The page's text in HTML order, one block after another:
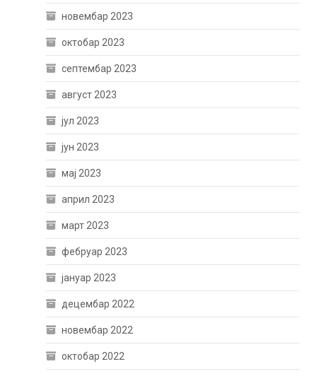
новембар 2023
октобар 2023
септембар 2023
август 2023
јул 2023
јун 2023
мај 2023
април 2023
март 2023
фебруар 2023
јануар 2023
децембар 2022
новембар 2022
октобар 2022